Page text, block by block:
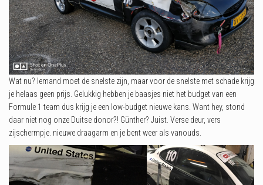
Wat nu? Iemand moet de snelste zijn, maar voor de snelste met schade krijg
je helaas geen prijs. Gelukkig hebben je baasjes niet het budget van een
Formule 1 team dus krijg je een low-budget nieuwe kans. Want hey, stond
daar niet nog onze Duitse donor?! Günther? Juist. Verse deur, vers
zijschermpje. nieuwe draagarm en je bent weer als vanouds.